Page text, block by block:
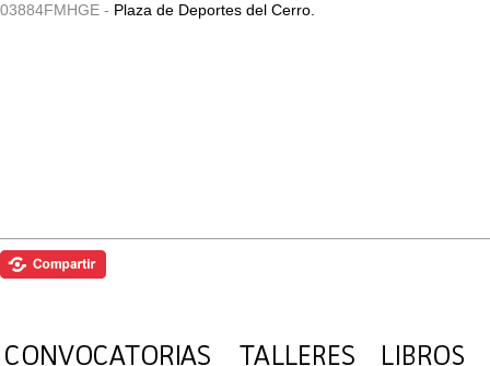
03884FMHGE - Plaza de Deportes del Cerro.